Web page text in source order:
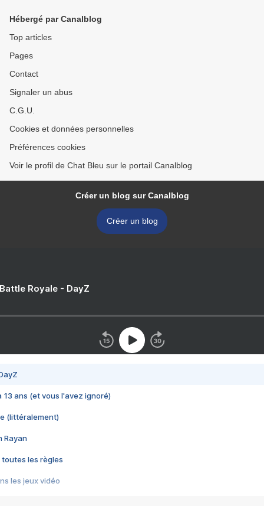
Hébergé par Canalblog
Top articles
Pages
Contact
Signaler un abus
C.G.U.
Cookies et données personnelles
Préférences cookies
Voir le profil de Chat Bleu sur le portail Canalblog
Créer un blog sur Canalblog
Créer un blog
Royale - DayZ
13 ans (et vous l'avez ignoré)
(littéralement)
Rayan
toutes les règles
les jeux vidéo